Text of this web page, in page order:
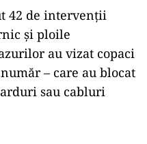
42 de intervenții
și ploile
au vizat copaci
– care au blocat
sau cabluri